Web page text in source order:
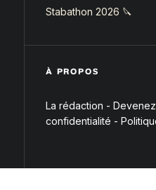
Stabathon 2026 🔪
À PROPOS
La rédaction -
confidentialité -